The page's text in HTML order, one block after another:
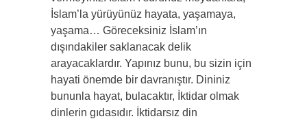
İslam’la yürüyünüz hayata, yaşamaya,
yaşama… Göreceksiniz İslam’ın
dışındakiler saklanacak delik
arayacaklardır. Yapınız bunu, bu sizin için
hayati önemde bir davranıştır. Dininiz
bununla hayat, bulacaktır, İktidar olmak
dinlerin gıdasıdır. İktidarsız din